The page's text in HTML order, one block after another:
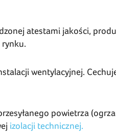
atestami jakości,
wentylacyjnej.
powietrza
izolacji technicznej.